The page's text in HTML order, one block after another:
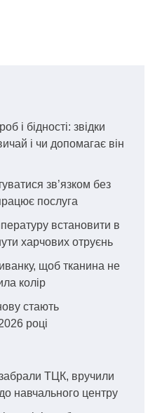
і бідності: звідки
і чи допомагає він
зв’язком без
послуга
встановити в
харчових отруєнь
щоб тканина не
колір
стають
році
ТЦК, вручили
навчального центру